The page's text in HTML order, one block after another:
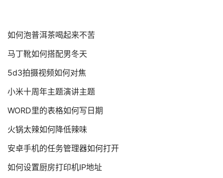
如何泡普洱茶喝起来不苦
马丁靴如何搭配男冬天
5d3拍摄视频如何对焦
小米十周年主题演讲主题
WORD里的表格如何写日期
火锅太辣如何降低辣味
安卓手机的任务管理器如何打开
如何设置厨房打印机IP地址